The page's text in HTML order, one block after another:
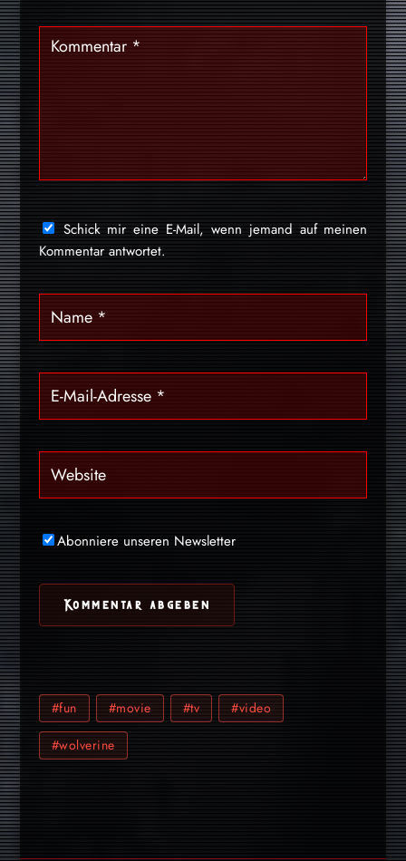
Schick mir eine E-Mail, wenn jemand auf meinen
Kommentar antwortet.
Abonniere unseren Newsletter
#fun #movie #tv #video
#wolverine